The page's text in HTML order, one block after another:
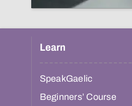
Learn
SpeakGaelic
Beginners’ Course